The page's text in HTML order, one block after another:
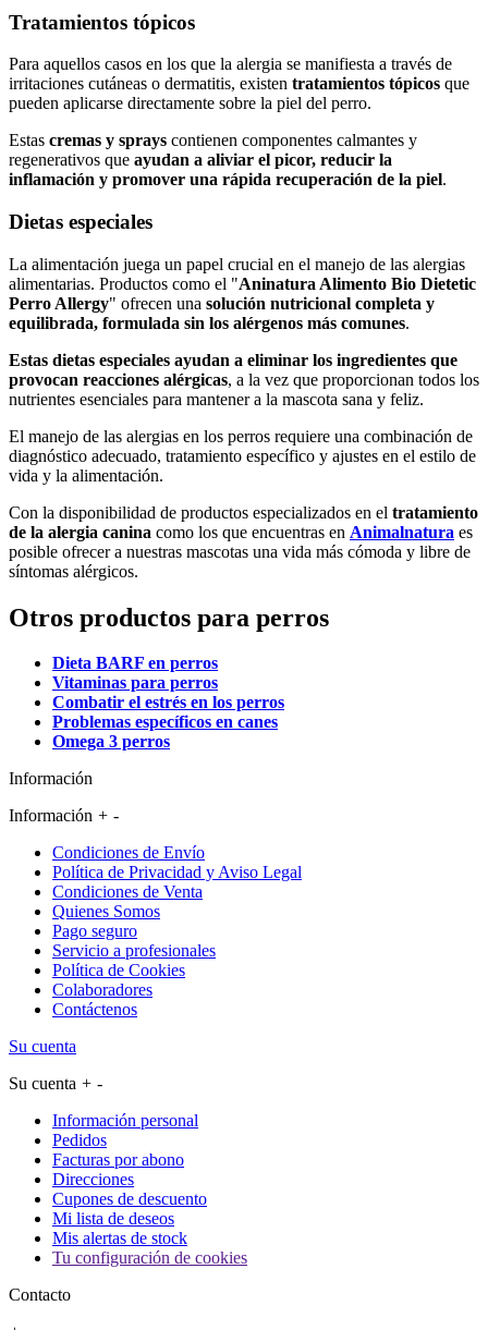
Tratamientos tópicos
Para aquellos casos en los que la alergia se manifiesta a través de
irritaciones cutáneas o dermatitis, existen tratamientos tópicos que
pueden aplicarse directamente sobre la piel del perro.
Estas cremas y sprays contienen componentes calmantes y
regenerativos que ayudan a aliviar el picor, reducir la
inflamación y promover una rápida recuperación de la piel.
Dietas especiales
La alimentación juega un papel crucial en el manejo de las alergias
alimentarias. Productos como el "Aninatura Alimento Bio Dietetic
Perro Allergy" ofrecen una solución nutricional completa y
equilibrada, formulada sin los alérgenos más comunes.
Estas dietas especiales ayudan a eliminar los ingredientes que
provocan reacciones alérgicas, a la vez que proporcionan todos los
nutrientes esenciales para mantener a la mascota sana y feliz.
El manejo de las alergias en los perros requiere una combinación de
diagnóstico adecuado, tratamiento específico y ajustes en el estilo de
vida y la alimentación.
Con la disponibilidad de productos especializados en el tratamiento
de la alergia canina como los que encuentras en Animalnatura es
posible ofrecer a nuestras mascotas una vida más cómoda y libre de
síntomas alérgicos.
Otros productos para perros
Dieta BARF en perros
Vitaminas para perros
Combatir el estrés en los perros
Problemas específicos en canes
Omega 3 perros
Información
Información + -
Condiciones de Envío
Política de Privacidad y Aviso Legal
Condiciones de Venta
Quienes Somos
Pago seguro
Servicio a profesionales
Política de Cookies
Colaboradores
Contáctenos
Su cuenta
Su cuenta + -
Información personal
Pedidos
Facturas por abono
Direcciones
Cupones de descuento
Mi lista de deseos
Mis alertas de stock
Tu configuración de cookies
Contacto